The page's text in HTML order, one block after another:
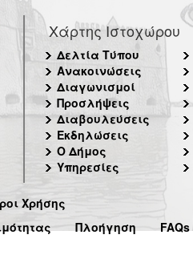
Χάρτης Ιστοχώρου
Δελτία Τύπου
Ανακοινώσεις
Διαγωνισμοί
Προσλήψεις
Διαβουλεύσεις
Εκδηλώσεις
Ο Δήμος
Υπηρεσίες
Χρήσης
Πλοήγηση FAQs